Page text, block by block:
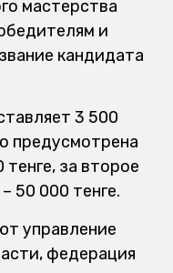
мастерства
и
кандидата
3 500
предусмотрена
тенге, за второе
50 000 тенге.
управление
федерация